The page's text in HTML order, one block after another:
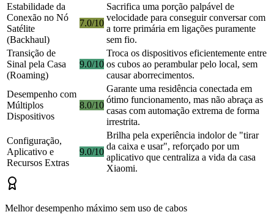
Estabilidade da
Conexão no Nó
Satélite
(Backhaul)
7.0/10
Sacrifica uma porção palpável de
velocidade para conseguir conversar com
a torre primária em ligações puramente
sem fio.
Transição de
Sinal pela Casa
(Roaming)
9.0/10
Troca os dispositivos eficientemente entre
os cubos ao perambular pelo local, sem
causar aborrecimentos.
Desempenho com
Múltiplos
Dispositivos
8.0/10
Garante uma residência conectada em
ótimo funcionamento, mas não abraça as
casas com automação extrema de forma
irrestrita.
Configuração,
Aplicativo e
Recursos Extras
9.0/10
Brilha pela experiência indolor de "tirar
da caixa e usar", reforçado por um
aplicativo que centraliza a vida da casa
Xiaomi.
Melhor desempenho máximo sem uso de cabos